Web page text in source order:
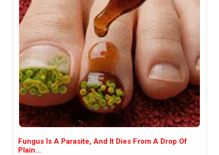
Fungus Is A Parasite, And It Dies From A Drop Of
Plain...